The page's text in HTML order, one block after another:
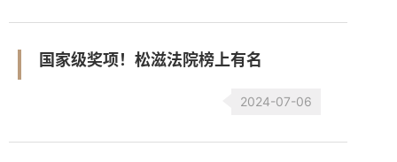
国家级奖项！松滋法院榜上有名
2024-07-06